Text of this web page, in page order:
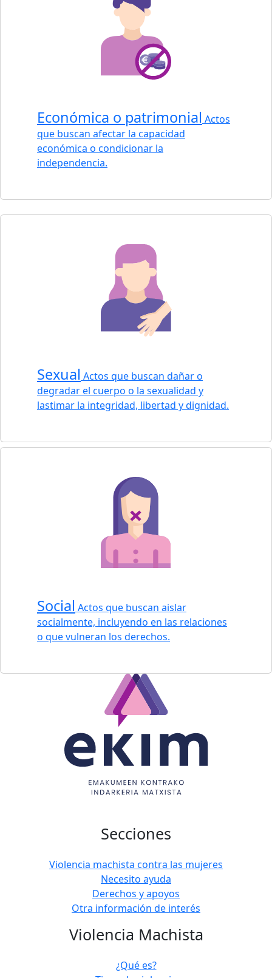
Económica o patrimonial Actos
que buscan afectar la capacidad
económica o condicionar la
independencia.
Sexual Actos que buscan dañar o
degradar el cuerpo o la sexualidad y
lastimar la integridad, libertad y dignidad.
Social Actos que buscan aislar
socialmente, incluyendo en las relaciones
o que vulneran los derechos.
Secciones
Violencia machista contra las mujeres
Necesito ayuda
Derechos y apoyos
Otra información de interés
Violencia Machista
¿Qué es?